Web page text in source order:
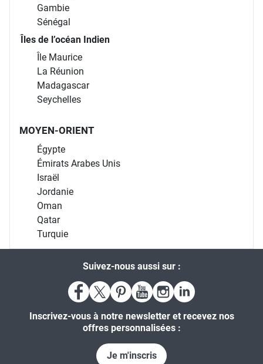
Gambie
Sénégal
Îles de l’océan Indien
Île Maurice
La Réunion
Madagascar
Seychelles
MOYEN-ORIENT
Égypte
Émirats Arabes Unis
Israël
Jordanie
Oman
Qatar
Turquie
Suivez-nous aussi sur :
Inscrivez-vous à notre newsletter et recevez nos
offres personnalisées :
Je m'inscris